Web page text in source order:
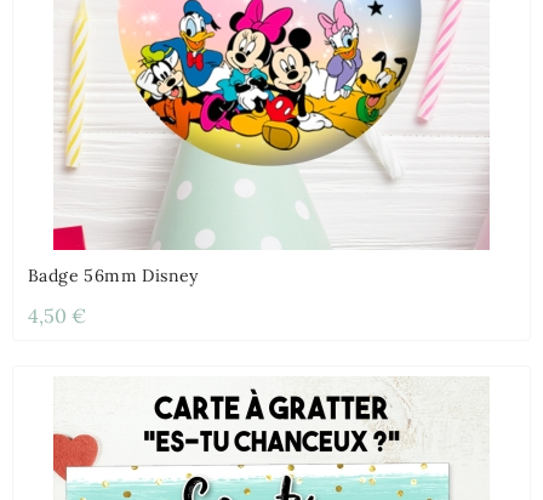
Badge 56mm Disney
4,50 €